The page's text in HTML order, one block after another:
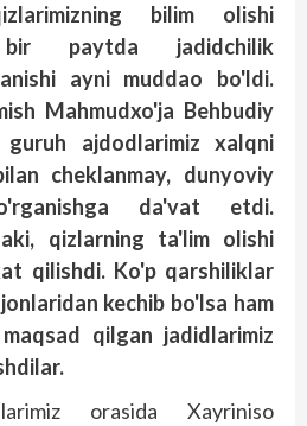
bilim olishi
bir paytda jadidchilik
ayni muddao bo'ldi.
Mahmudxo'ja Behbudiy
ajdodlarimiz xalqni
cheklanmay, dunyoviy
da'vat etdi.
qizlarning ta'lim olishi
qilishdi. Ko'p qarshiliklar
kechib bo'lsa ham
qilgan jadidlarimiz
orasida Xayriniso